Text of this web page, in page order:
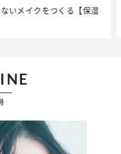
れ感たっぷりの【そでロール